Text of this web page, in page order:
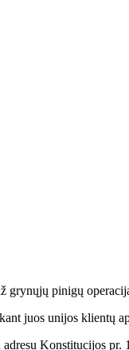
pinigų
juos unijos klientų
Konstitucijos pr.